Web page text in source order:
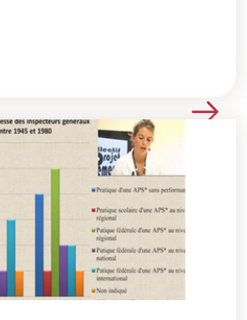
Voir les détails de la